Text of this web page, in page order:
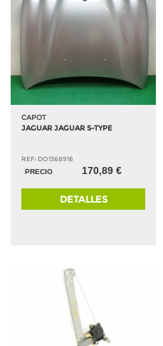
CAPOT
JAGUAR JAGUAR S-TYPE
REF: DO1368916
PRECIO
170,89 €
DETALLES